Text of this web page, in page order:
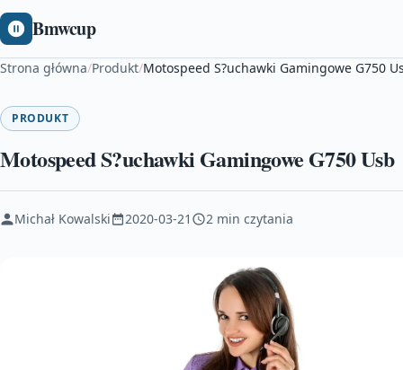
Bmwcup
Strona główna/Produkt/Motospeed S?uchawki Gamingowe G750
PRODUKT
Motospeed S?uchawki Gamingowe G750 Usb
Michał Kowalski 2020-03-21 2 min czytania